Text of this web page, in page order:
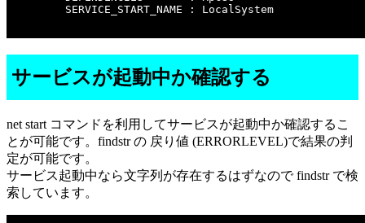
        SERVICE_START_NAME : LocalSystem
サービスが起動中か確認する
net start コマンドを利用してサービスが起動中か確認するこ
とが可能です。findstr の 戻り値 (ERRORLEVEL)で結果の判
定が可能です。
サービス起動中なら文字列が存在するはずなので findstr で検
索しています。